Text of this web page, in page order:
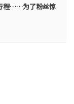
程……为了粉丝惊